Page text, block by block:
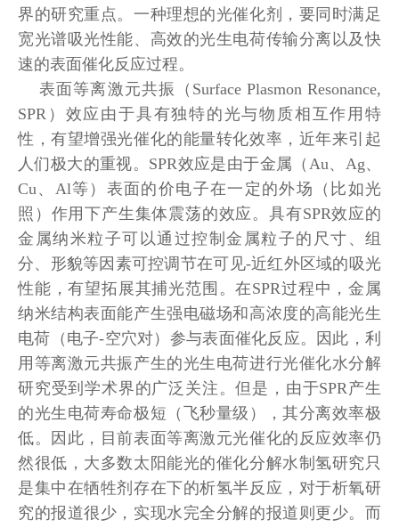
界的研究重点。一种理想的光催化剂，要同时满足
宽光谱吸光性能、高效的光生电荷传输分离以及快
速的表面催化反应过程。
表面等离激元共振（Surface Plasmon Resonance,
SPR）效应由于具有独特的光与物质相互作用特
性，有望增强光催化的能量转化效率，近年来引起
人们极大的重视。SPR效应是由于金属（Au、Ag、
Cu、Al等）表面的价电子在一定的外场（比如光
照）作用下产生集体震荡的效应。具有SPR效应的
金属纳米粒子可以通过控制金属粒子的尺寸、组
分、形貌等因素可控调节在可见-近红外区域的吸光
性能，有望拓展其捕光范围。在SPR过程中，金属
纳米结构表面能产生强电磁场和高浓度的高能光生
电荷（电子-空穴对）参与表面催化反应。因此，利
用等离激元共振产生的光生电荷进行光催化水分解
研究受到学术界的广泛关注。但是，由于SPR产生
的光生电荷寿命极短（飞秒量级），其分离效率极
低。因此，目前表面等离激元光催化的反应效率仍
然很低，大多数太阳能光的催化分解水制氢研究只
是集中在牺牲剂存在下的析氢半反应，对于析氧研
究的报道很少，实现水完全分解的报道则更少。而